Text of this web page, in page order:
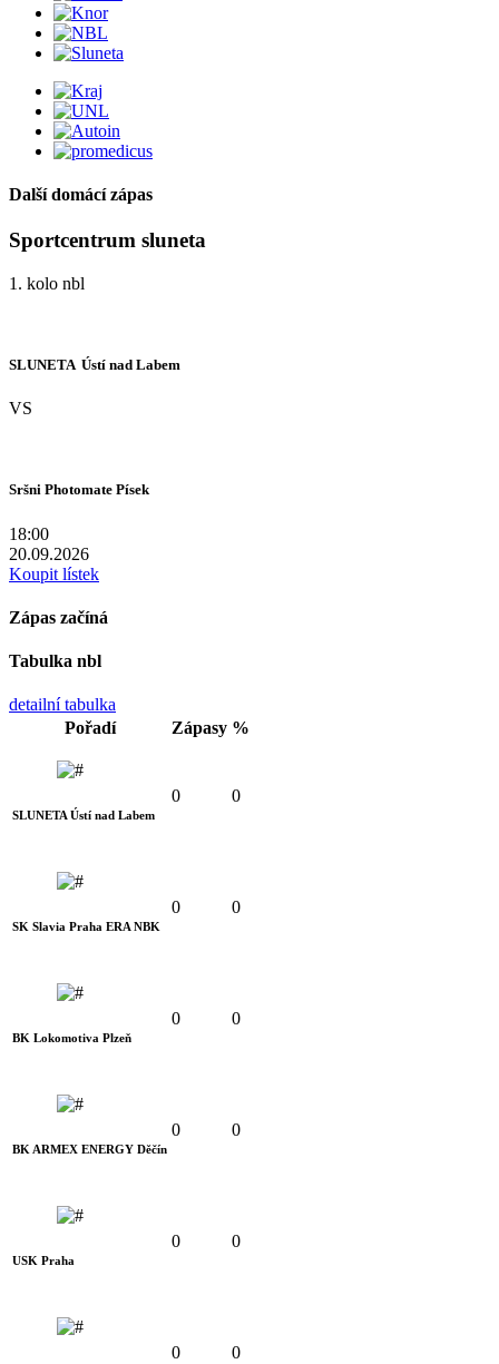
Další domácí zápas
Sportcentrum sluneta
1. kolo nbl
SLUNETA  Ústí nad Labem
VS
Sršni Photomate Písek
18:00
20.09.2026
Koupit lístek
Zápas začíná
Tabulka nbl
detailní tabulka
Pořadí
Zápasy %
SLUNETA Ústí nad Labem
0 0
SK Slavia Praha ERA NBK
0 0
BK Lokomotiva Plzeň
0 0
BK ARMEX ENERGY Děčín
0 0
USK Praha
0 0
0 0